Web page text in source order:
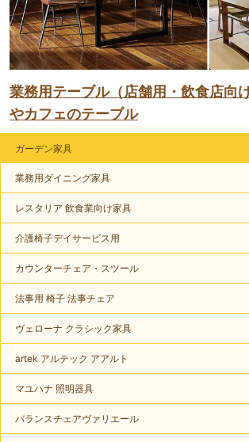
業務用テーブル（店舗用・飲食店向
やカフェのテーブル
ガーデン家具
業務用ダイニング家具
レスタリア 飲食業向け家具
介護椅子デイサービス用
カウンターチェア・スツール
法事用 椅子 法事チェア
ヴェローナ クラシック家具
artek アルテック アアルト
マユハナ 照明器具
バランスチェアヴァリエール